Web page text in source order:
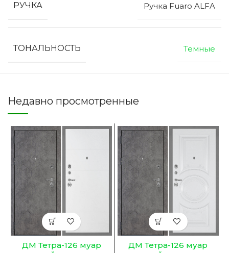
РУЧКА Ручка Fuaro ALFA
ТОНАЛЬНОСТЬ Темные
Недавно просмотренные
ДМ Тетра-126 муар
ДМ Тетра-126 муар